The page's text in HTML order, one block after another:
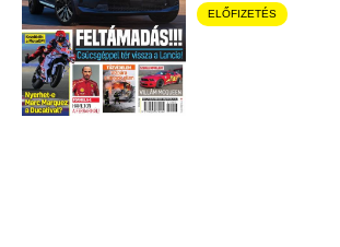
ELŐFIZETÉS